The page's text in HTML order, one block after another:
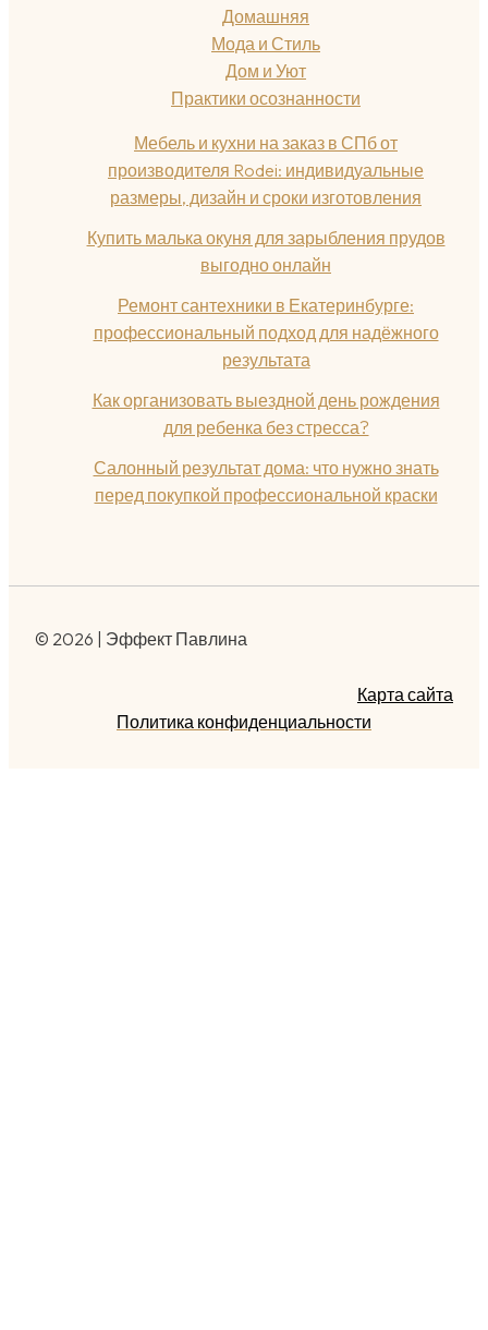
Домашняя
Мода и Стиль
Дом и Уют
Практики осознанности
Мебель и кухни на заказ в СПб от
производителя Rodei: индивидуальные
размеры, дизайн и сроки изготовления
Купить малька окуня для зарыбления прудов
выгодно онлайн
Ремонт сантехники в Екатеринбурге:
профессиональный подход для надёжного
результата
Как организовать выездной день рождения
для ребенка без стресса?
Салонный результат дома: что нужно знать
перед покупкой профессиональной краски
© 2026 | Эффект Павлина
Карта сайта
Политика конфиденциальности